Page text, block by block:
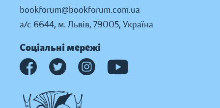
bookforum@bookforum.com.ua
а/с 6644, м. Львів, 79005, Україна
Соціальні мережі